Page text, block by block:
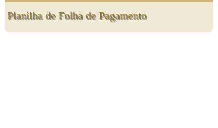
Planilha de Folha de Pagamento